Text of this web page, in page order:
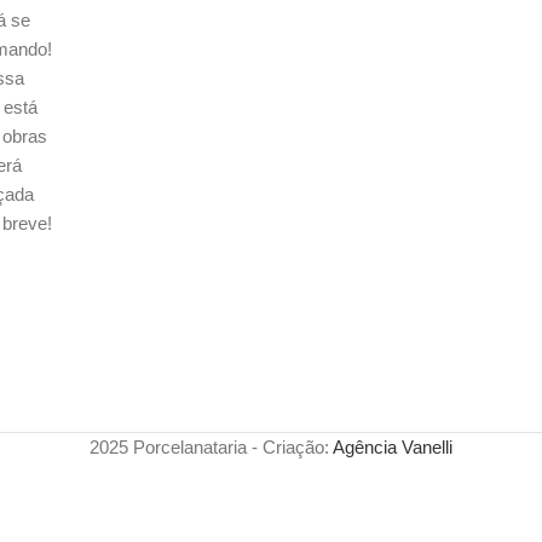
se
está
2025 Porcelanataria - Criação: Agência Vanelli